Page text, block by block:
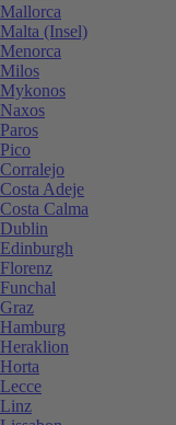
Mallorca
Malta (Insel)
Menorca
Milos
Mykonos
Naxos
Paros
Pico
Corralejo
Costa Adeje
Costa Calma
Dublin
Edinburgh
Florenz
Funchal
Graz
Hamburg
Heraklion
Horta
Lecce
Linz